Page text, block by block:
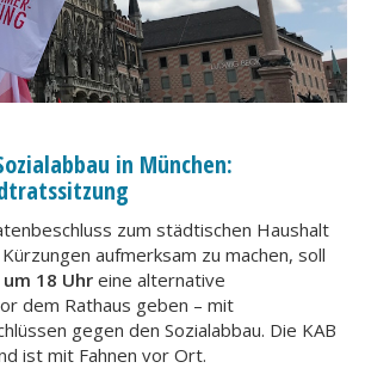
in München:
zum städtischen Haushalt
aufmerksam zu machen, soll
18 Uhr eine alternative
dem Rathaus geben – mit
gegen den Sozialabbau. Die KAB
ist mit Fahnen vor Ort.